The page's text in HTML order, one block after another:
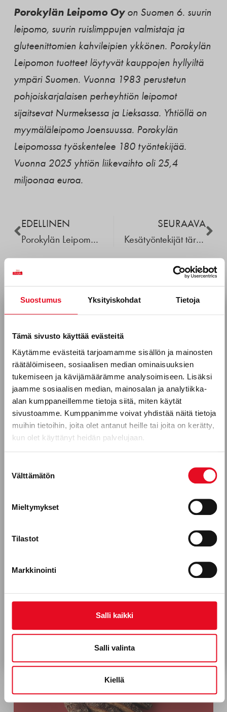
Suostumus Yksityiskohdat Tietoja
Tämä sivusto käyttää evästeitä
Käytämme evästeitä tarjoamamme sisällön ja mainosten
räätälöimiseen, sosiaalisen median ominaisuuksien
tukemiseen ja kävijämäärämme analysoimiseen. Lisäksi
jaamme sosiaalisen median, mainosalan ja analytiikka-
alan kumppaneillemme tietoja siitä, miten käytät
sivustoamme. Kumppanimme voivat yhdistää näitä tietoja
muihin tietoihin, joita olet antanut heille tai joita on kerätty,
kun olet käyttänyt heidän palvelujaan.
valinta
Välttämätön
Mieltymykset
Tilastot
Markkinointi
Salli kaikki
Salli valinta
Kiellä
Porokylän Leipomo Oyon Suomen 6. suurin
leipomo, suurin ruislimppujen valmistaja ja
gluteenittomien kahvileipien ykkönen. Porokylän
Leipomon tuotteet löytyvät kauppojen hyllyiltä
ympäri Suomen. Vuonna 1983 perustetun
pohjoiskarjalaisen perheyhtiön leipomot
sijaitsevat Nurmeksessa ja Lieksassa. Yhtiöllä on
myymäläleipomo Joensuussa. Porokylän
Leipomossa työskentelee 180 työntekijää.
Vuonna 2025 yhtiön liikevaihto oli 25,4
miljoonaa euroa.
EDELLINEN
Porokylän Leipomo sai investointitukea toiminnan laajentamiseen Lieksassa
SEURAAVA
Kesätyöntekijät tärkeissä tehtävissä
Lue myös
VASTUUMME
Mihin pakkauksissamme käytetyt
energiaa koskevat väittämät
Joissakin pakkauksissamme käytetään väittämiä
päästötöntä” ja ”Käytämme 100 % uusiutuvaa
energiaa – kaikki käyttämämme sähkö on tuotettu
graafista merkkiä.
Tilaa uutiskirjeemme
Puhelinnumero
Mitkä seuraavista aihealueista
kiinnostavat sinua?
Reseptit
Porokylän leipomo Oy, leipomoala
Hyväksyn Porokylän Leipomo Oy:n viestinnän.*
Tietosuojaseloste
Tilaa uutiskirje